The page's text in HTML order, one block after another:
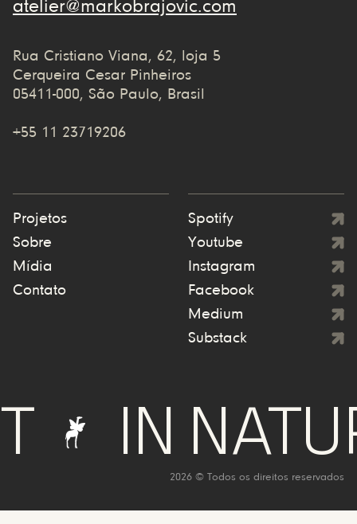
atelier@markobrajovic.com
Rua Cristiano Viana, 62, loja 5
Cerqueira Cesar Pinheiros
05411-000, São Paulo, Brasil
+55 11 23719206
Projetos
Sobre
Mídia
Contato
Spotify
Youtube
Instagram
Facebook
Medium
Substack
IN NATURE
2026 © Todos os direitos reservados